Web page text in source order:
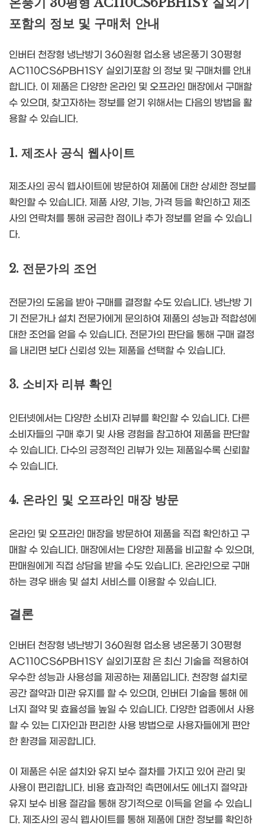
온풍기 30평형 AC110CS6PBH1SY 실외기
포함의 정보 및 구매처 안내
인버터 천장형 냉난방기 360원형 업소용 냉온풍기 30평형
AC110CS6PBH1SY 실외기포함 의 정보 및 구매처를 안내
합니다. 이 제품은 다양한 온라인 및 오프라인 매장에서 구매할
수 있으며, 찾고자하는 정보를 얻기 위해서는 다음의 방법을 활
용할 수 있습니다.
1. 제조사 공식 웹사이트
제조사의 공식 웹사이트에 방문하여 제품에 대한 상세한 정보를
확인할 수 있습니다. 제품 사양, 기능, 가격 등을 확인하고 제조
사의 연락처를 통해 궁금한 점이나 추가 정보를 얻을 수 있습니
다.
2. 전문가의 조언
전문가의 도움을 받아 구매를 결정할 수도 있습니다. 냉난방 기
기 전문가나 설치 전문가에게 문의하여 제품의 성능과 적합성에
대한 조언을 얻을 수 있습니다. 전문가의 판단을 통해 구매 결정
을 내리면 보다 신뢰성 있는 제품을 선택할 수 있습니다.
3. 소비자 리뷰 확인
인터넷에서는 다양한 소비자 리뷰를 확인할 수 있습니다. 다른
소비자들의 구매 후기 및 사용 경험을 참고하여 제품을 판단할
수 있습니다. 다수의 긍정적인 리뷰가 있는 제품일수록 신뢰할
수 있습니다.
4. 온라인 및 오프라인 매장 방문
온라인 및 오프라인 매장을 방문하여 제품을 직접 확인하고 구
매할 수 있습니다. 매장에서는 다양한 제품을 비교할 수 있으며,
판매원에게 직접 상담을 받을 수도 있습니다. 온라인으로 구매
하는 경우 배송 및 설치 서비스를 이용할 수 있습니다.
결론
인버터 천장형 냉난방기 360원형 업소용 냉온풍기 30평형
AC110CS6PBH1SY 실외기포함 은 최신 기술을 적용하여
우수한 성능과 사용성을 제공하는 제품입니다. 천장형 설치로
공간 절약과 미관 유지를 할 수 있으며, 인버터 기술을 통해 에
너지 절약 및 효율성을 높일 수 있습니다. 다양한 업종에서 사용
할 수 있는 디자인과 편리한 사용 방법으로 사용자들에게 편안
한 환경을 제공합니다.
이 제품은 쉬운 설치와 유지 보수 절차를 가지고 있어 관리 및
사용이 편리합니다. 비용 효과적인 측면에서도 에너지 절약과
유지 보수 비용 절감을 통해 장기적으로 이득을 얻을 수 있습니
다. 제조사의 공식 웹사이트를 통해 제품에 대한 정보를 확인하